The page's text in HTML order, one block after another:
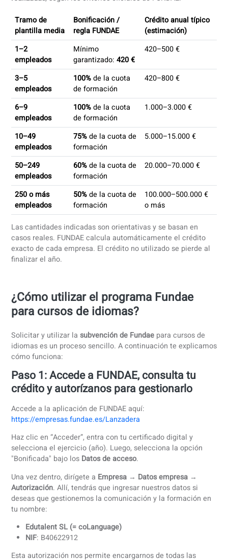
clases en vivo, asegurando que todo esté
para facilitar el proceso de bonificación con Fundae.
¿Cómo Bonificarte?
¿Cuánto puede recuperar tu empresa
con FUNDAE?
Todas las empresas y entidades en España con
dados de alta en la Seguridad Socialgeneran un crédito
anual de formación que puede utilizarse para bonificar
(por ejemplo, formación en idiomas o habilidades
profesionales). La cantidad que puede recuperarse
de laplantilla media del año anteriory de lascotizaciones
realizadas, según los criterios oficiales de FUNDAE.
Tramo de
plantilla media
Bonificación /
regla FUNDAE
Crédito anual
(estimación)
1–2
3–5
empleados
100%
de formación
420–800 €
empleados de formación
10–49
50–249
empleados
60%de la cuota de
formación
20.000–70.000 €
250 o más
empleados
50%de la cuota de
formación o más
Las cantidades indicadas son orientativas y se basan en
exacto de cada empresa. El crédito no utilizado se pierde
finalizar el año.
¿Cómo utilizar el programa Fundae
para cursos de idiomas?